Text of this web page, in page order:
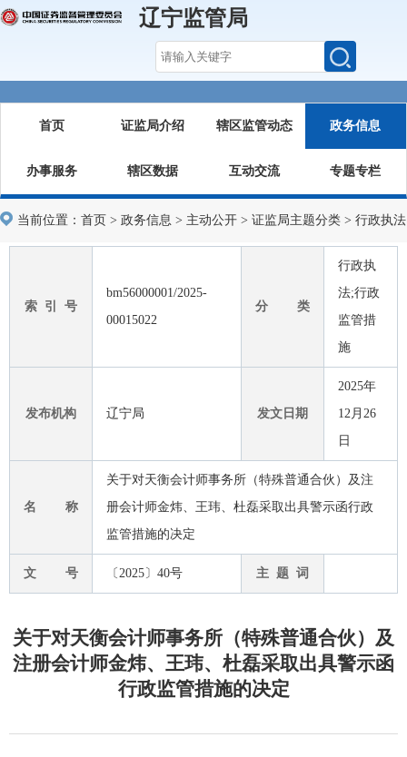
辽宁监管局
首页 证监局介绍 辖区监管动态 政务信息
办事服务 辖区数据 互动交流 专题专栏
当前位置： 首页 > 政务信息 > 主动公开 > 证监局主题分类 > 行政执法
索 引 号
bm56000001/2025-
00015022
分 类
行政执
法;行政
监管措
施
发布机构 辽宁局 发文日期
2025年
12月26
日
名 称
关于对天衡会计师事务所（特殊普通合伙）及注
册会计师金炜、王玮、杜磊采取出具警示函行政
监管措施的决定
文 号 〔2025〕40号 主 题 词
关于对天衡会计师事务所（特殊普通合伙）及
注册会计师金炜、王玮、杜磊采取出具警示函
行政监管措施的决定